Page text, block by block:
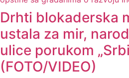
Drhti blokaderska
ustala za mir,
ulice porukom
(FOTO/VIDEO)